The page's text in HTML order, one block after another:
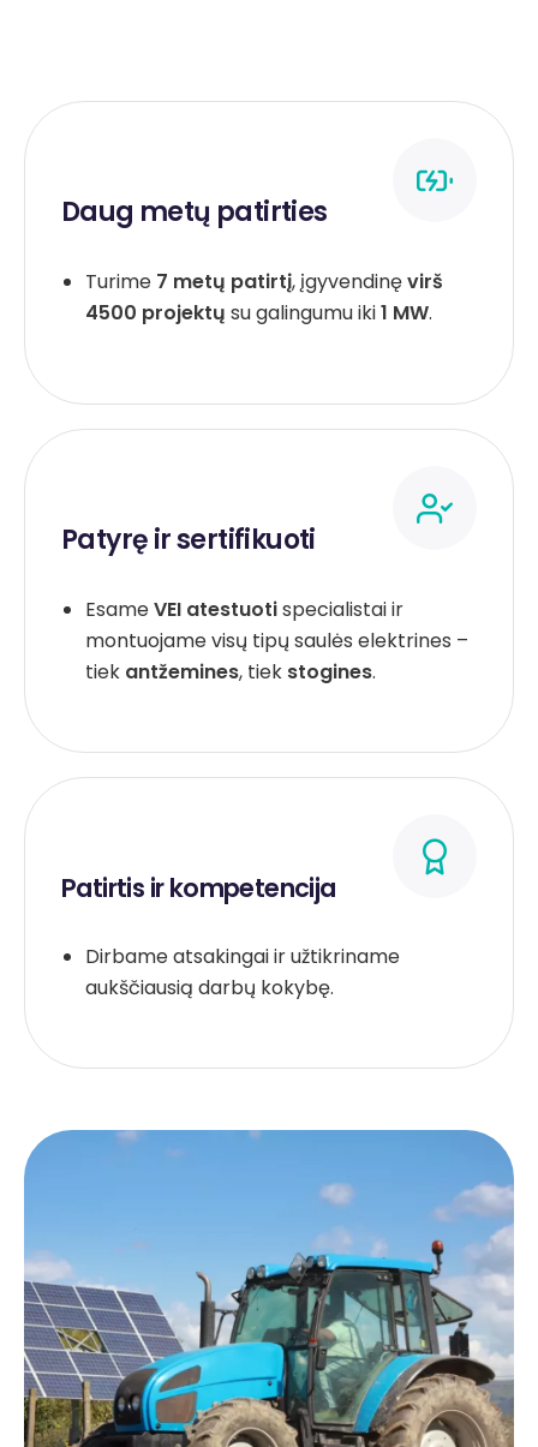
Daug metų patirties
Turime 7 metų patirtį, įgyvendinęvirš
4500 projektų su galingumu iki1 MW.
Patyrę ir sertifikuoti
EsameVEI atestuotispecialistai ir
montuojame visų tipų saulės elektrines –
tiek antžemines, tiek stogines.
Patirtis ir kompetencija
Dirbame atsakingai ir užtikriname
aukščiausią darbų kokybę.